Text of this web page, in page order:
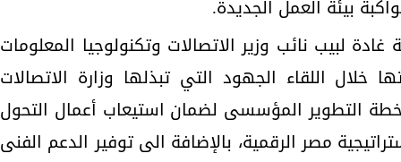
بيئة العمل الجديدة.
لبيب نائب وزير الاتصالات وتكنولوجيا المعلومات
اللقاء الجهود التي تبذلها وزارة الاتصالات
خطة التطوير المؤسسى لضمان استيعاب أعمال التحول
مصر الرقمية، بالإضافة الى توفير الدعم الفنى